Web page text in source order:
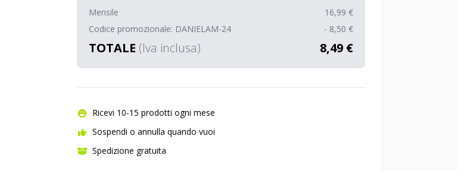
Mensile
16,99 €
Codice promozionale: DANIELAM-24
- 8,50 €
TOTALE (Iva inclusa) 8,49 €
Ricevi 10-15 prodotti ogni mese
Sospendi o annulla quando vuoi
Spedizione gratuita